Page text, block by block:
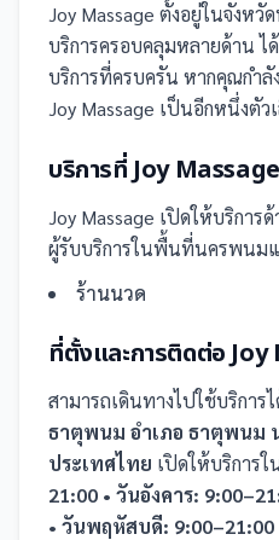
Joy Massage ตั้งอยู่ในจังหวั
บริการครอบคลุมหลายด้าน ไ
บริการที่ครบครัน หากคุณกำ
Joy Massage เป็นอีกหนึ่งตัว
บริการที่Joy Massage
Joy Massage เปิดให้บริการ
ผู้รับบริการในพื้นที่นครพนมแ
ร้านนวด
ที่ตั้งและการติดต่อJoy
สามารถเดินทางไปใช้บริการ
ธาตุพนม อำเภอ ธาตุพนม
ประเทศไทย เปิดให้บริการใ
21:00 • วันอังคาร:
• วันพฤหัสบดี: 9:00–21:00